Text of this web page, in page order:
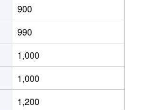
1,600万円 都城
徒歩28分
810万円 都城 徒歩29分
2,300万円 都城
徒歩
1,200万円 都城
徒歩1
3,000万円 都城
徒歩
4,000万円 西都城
徒歩
900
990
1,000
1,000
1,200